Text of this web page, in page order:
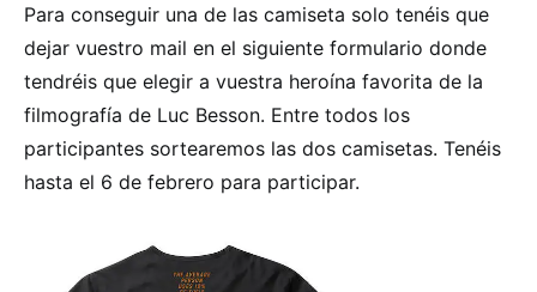
Para conseguir una de las camiseta solo tenéis que
dejar vuestro mail en el siguiente formulario donde
tendréis que elegir a vuestra heroína favorita de la
filmografía de Luc Besson. Entre todos los
participantes sortearemos las dos camisetas. Tenéis
hasta el 6 de febrero para participar.